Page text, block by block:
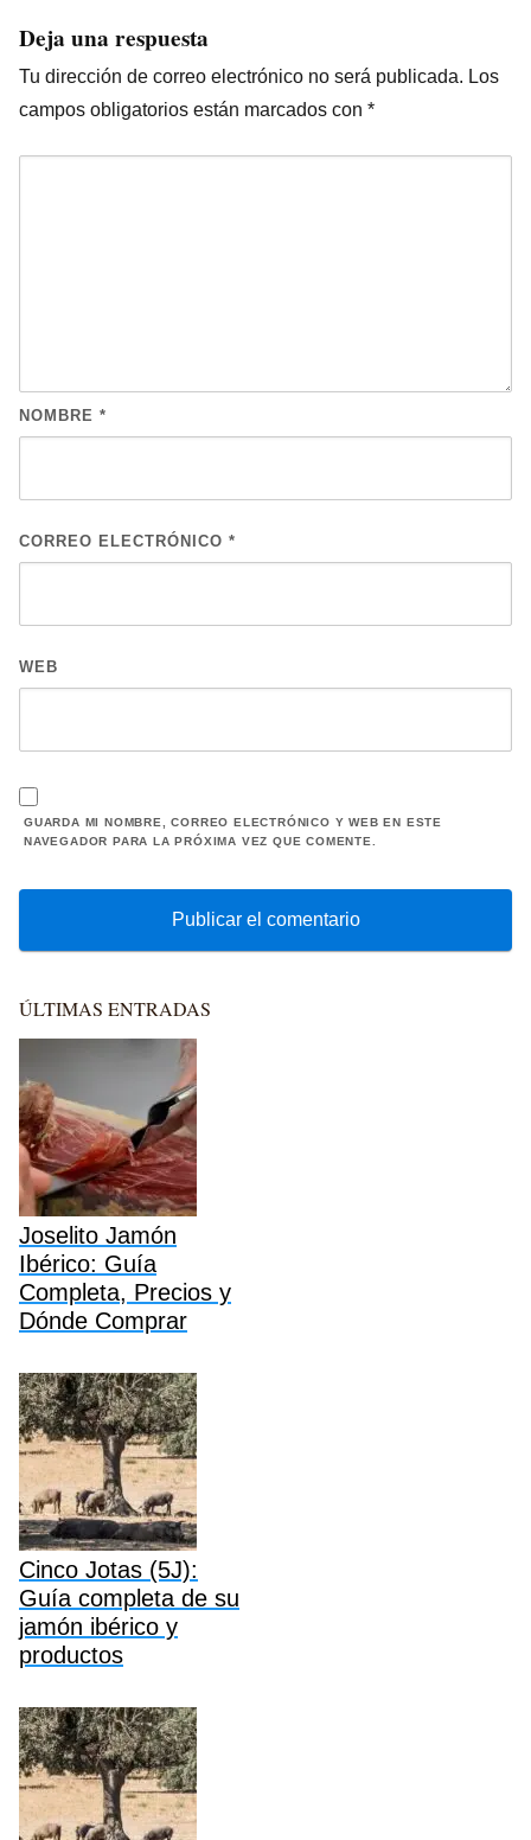
Deja una respuesta
Tu dirección de correo electrónico no será publicada. Los
campos obligatorios están marcados con *
NOMBRE *
CORREO ELECTRÓNICO *
WEB
GUARDA MI NOMBRE, CORREO ELECTRÓNICO Y WEB EN ESTE
NAVEGADOR PARA LA PRÓXIMA VEZ QUE COMENTE.
ÚLTIMAS ENTRADAS
Joselito Jamón
Ibérico: Guía
Completa, Precios y
Dónde Comprar
Cinco Jotas (5J):
Guía completa de su
jamón ibérico y
productos